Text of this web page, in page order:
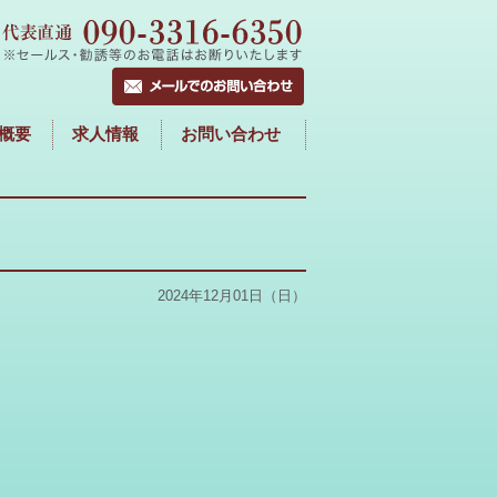
要 求人情報 お問い合わせ
2024年12月01日（日）